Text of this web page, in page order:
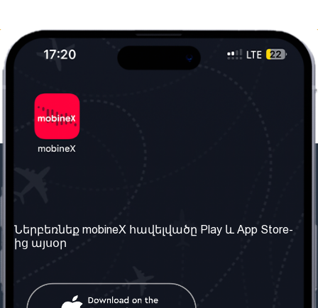
Մեր մասին
Մեր ծառայությունները
Պայմաններ և դրույթներ
Հաճախ տրվող հարցեր
Ներբեռնեք mobineX հավելվածը Play և App Store-
ից այսօր